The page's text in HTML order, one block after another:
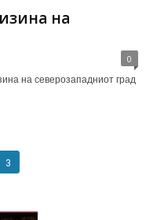
на
0
на северозападниот град
3